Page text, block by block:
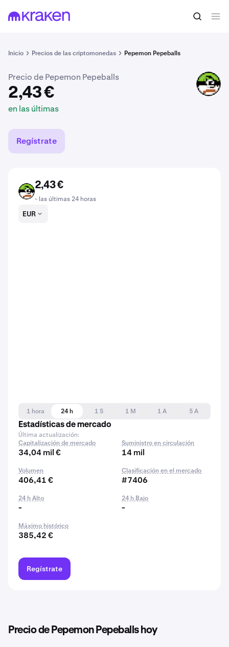
Inicio Precios de las criptomonedas Pepemon Pepeballs
2,43 € Comprar PPBLZ
Precio de Pepemon Pepeballs
2,43 €
en las últimas
PPBLZ
Regístrate
PPBLZ
2,43 €
- las últimas 24 horas
EUR
1 hora 24 h 1 S 1 M 1 A
5 A
Estadísticas de mercado
Última actualización:
Capitalización de mercado
34,04 mil €
Suministro en circulación
14 mil
Volumen
406,41 €
Clasificación en el mercado
#7406
24 h Alto
-
24 h Bajo
-
Máximo histórico
385,42 €
Regístrate
Precio de Pepemon Pepeballs hoy